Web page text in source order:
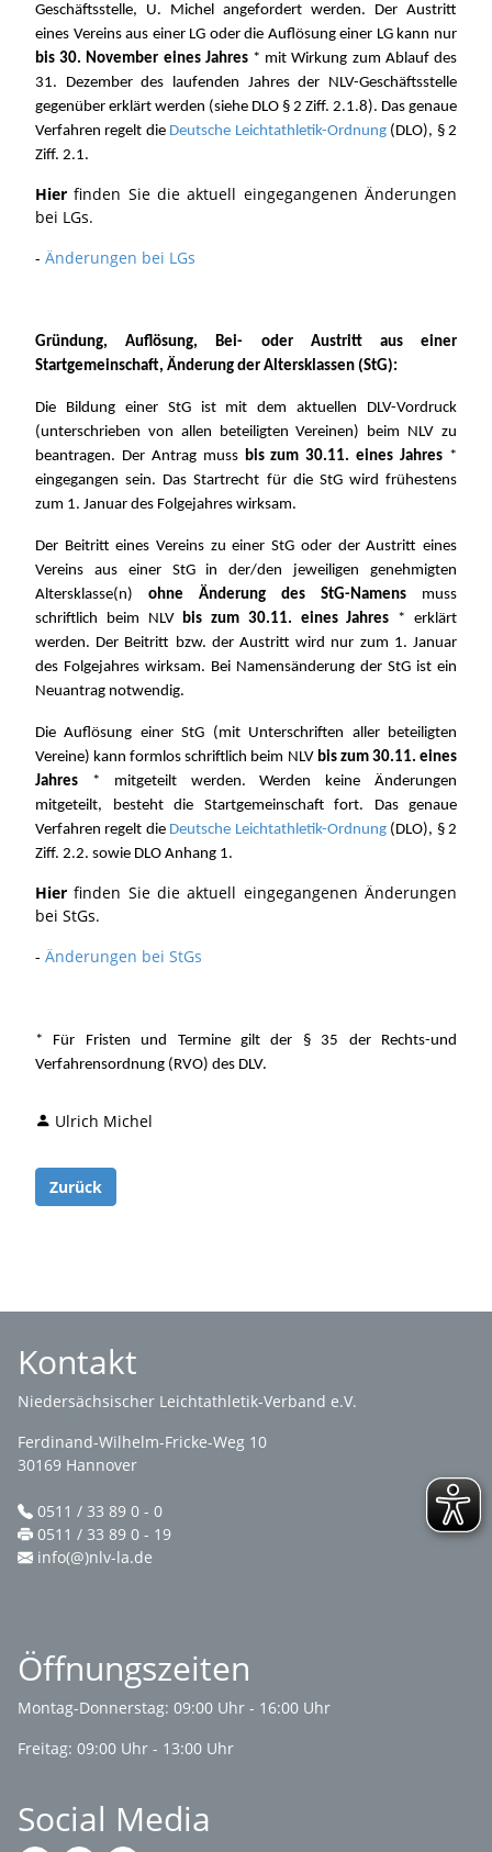
Geschäftsstelle, U. Michel angefordert werden. Der Austritt
eines Vereins aus einer LG oder die Auflösung einer LG kann nur
bis 30. November eines Jahres* mit Wirkung zum Ablauf des
31. Dezember des laufenden Jahres der NLV-Geschäftsstelle
gegenüber erklärt werden (siehe DLO § 2 Ziff. 2.1.8). Das genaue
Verfahren regelt die Deutsche Leichtathletik-Ordnung(DLO), § 2
Ziff. 2.1.
Hier finden Sie die aktuell eingegangenen Änderungen
bei LGs.
- Änderungen bei LGs
Gründung, Auflösung, Bei- oder Austritt aus einer
Startgemeinschaft, Änderung der Altersklassen (StG):
Die Bildung einer StG ist mit dem aktuellen DLV-Vordruck
(unterschrieben von allen beteiligten Vereinen) beim NLV zu
beantragen. Der Antrag muss bis zum 30.11. eines Jahres *
eingegangen sein. Das Startrecht für die StG wird frühestens
zum 1. Januar des Folgejahres wirksam.
Der Beitritt eines Vereins zu einer StG oder der Austritt eines
Vereins aus einer StG in der/den jeweiligen genehmigten
Altersklasse(n) ohne Änderung des StG-Namens muss
schriftlich beim NLV bis zum 30.11. eines Jahres * erklärt
werden. Der Beitritt bzw. der Austritt wird nur zum 1. Januar
des Folgejahres wirksam. Bei Namensänderung der StG ist ein
Neuantrag notwendig.
Die Auflösung einer StG (mit Unterschriften aller beteiligten
Vereine) kann formlos schriftlich beim NLV bis zum 30.11. eines
Jahres * mitgeteilt werden. Werden keine Änderungen
mitgeteilt, besteht die Startgemeinschaft fort. Das genaue
Verfahren regelt die Deutsche Leichtathletik-Ordnung(DLO), § 2
Ziff. 2.2. sowie DLO Anhang 1.
Hier finden Sie die aktuell eingegangenen Änderungen
bei StGs.
- Änderungen bei StGs
* Für Fristen und Termine gilt der § 35 der Rechts-und
Verfahrensordnung (RVO) des DLV.
Ulrich Michel
Zurück
Kontakt
Niedersächsischer Leichtathletik-Verband e.V.
Ferdinand-Wilhelm-Fricke-Weg 10
30169 Hannover
0511 / 33 89 0 - 0
0511 / 33 89 0 - 19
info(@)nlv-la.de
Öffnungszeiten
Montag-Donnerstag: 09:00 Uhr - 16:00 Uhr
Freitag: 09:00 Uhr - 13:00 Uhr
Social Media